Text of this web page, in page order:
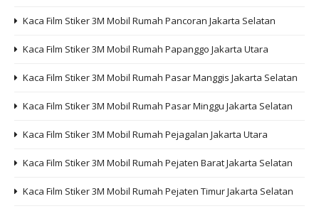
Kaca Film Stiker 3M Mobil Rumah Pancoran Jakarta Selatan
Kaca Film Stiker 3M Mobil Rumah Papanggo Jakarta Utara
Kaca Film Stiker 3M Mobil Rumah Pasar Manggis Jakarta Selatan
Kaca Film Stiker 3M Mobil Rumah Pasar Minggu Jakarta Selatan
Kaca Film Stiker 3M Mobil Rumah Pejagalan Jakarta Utara
Kaca Film Stiker 3M Mobil Rumah Pejaten Barat Jakarta Selatan
Kaca Film Stiker 3M Mobil Rumah Pejaten Timur Jakarta Selatan